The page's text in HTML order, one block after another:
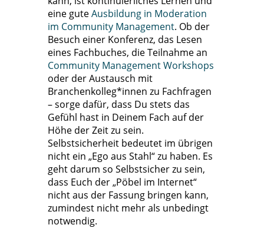
eine guteAusbildung in Moderation
im Community Management. Ob der
Besuch einer Konferenz, das Lesen
eines Fachbuches, die Teilnahme an
Community Management Workshops
oder der Austausch mit
Branchenkolleg*innen zu Fachfragen
– sorge dafür, dass Du stets das
Gefühl hast in Deinem Fach auf der
Höhe der Zeit zu sein.
Selbstsicherheit bedeutet im übrigen
nicht ein „Ego aus Stahl“ zu haben. Es
geht darum so Selbstsicher zu sein,
dass Euch der „Pöbel im Internet“
nicht aus der Fassung bringen kann,
zumindest nicht mehr als unbedingt
notwendig.